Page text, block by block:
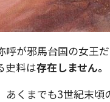
呼が邪馬台国の女王
史料は存在しません。
あくまでも3世紀末頃